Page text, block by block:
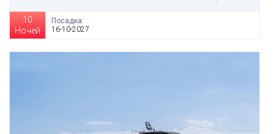
10
Ночей
Посадка:
16-10-2027